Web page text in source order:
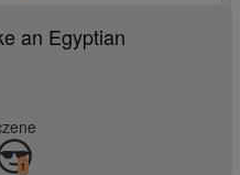
an Egyptian
1